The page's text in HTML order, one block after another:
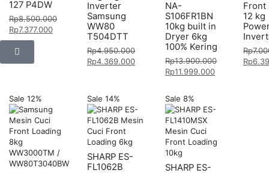
127 P4DW
Rp8.500.000
Rp7.377.000
Inverter
Samsung
WW80
T504DTT
Rp4.950.000
Rp4.369.000
NA-
S106FR1BN
10kg built in
Dryer 6kg
100% Kering
Rp13.900.000
Rp11.999.000
Front
12 kg
Rp
Rp
Sale 12% Sale 14%
SHARP ES-
FL1062B
Sale 8%
SHARP ES-